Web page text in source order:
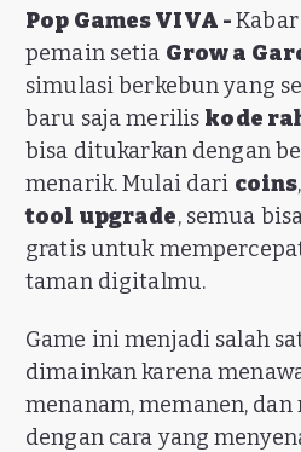
Pop Games VIVA -
pemain setia Grow a
simulasi berkebun yang
baru saja merilis kode
bisa ditukarkan dengan
menarik. Mulai dari coins,
tool upgrade, semua
gratis untuk
taman digitalmu.
Game ini menjadi salah
dimainkan karena
menanam, memanen,
dengan cara yang